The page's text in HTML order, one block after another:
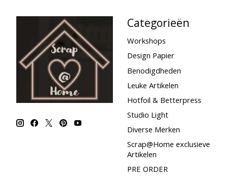
Categorieën
Workshops
Design Papier
Benodigdheden
Leuke Artikelen
Hotfoil & Betterpress
Studio Light
Diverse Merken
Scrap@Home exclusieve
Artikelen
PRE ORDER